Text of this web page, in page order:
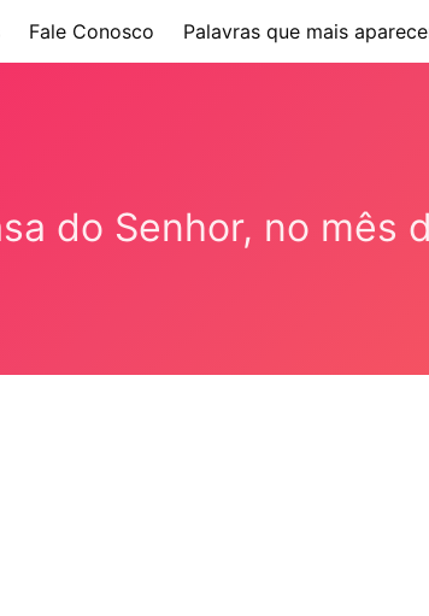
Fale Conosco Palavras que mais
do Senhor, no mês